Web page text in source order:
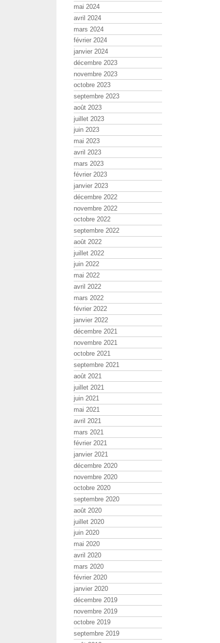
mai 2024
avril 2024
mars 2024
février 2024
janvier 2024
décembre 2023
novembre 2023
octobre 2023
septembre 2023
août 2023
juillet 2023
juin 2023
mai 2023
avril 2023
mars 2023
février 2023
janvier 2023
décembre 2022
novembre 2022
octobre 2022
septembre 2022
août 2022
juillet 2022
juin 2022
mai 2022
avril 2022
mars 2022
février 2022
janvier 2022
décembre 2021
novembre 2021
octobre 2021
septembre 2021
août 2021
juillet 2021
juin 2021
mai 2021
avril 2021
mars 2021
février 2021
janvier 2021
décembre 2020
novembre 2020
octobre 2020
septembre 2020
août 2020
juillet 2020
juin 2020
mai 2020
avril 2020
mars 2020
février 2020
janvier 2020
décembre 2019
novembre 2019
octobre 2019
septembre 2019